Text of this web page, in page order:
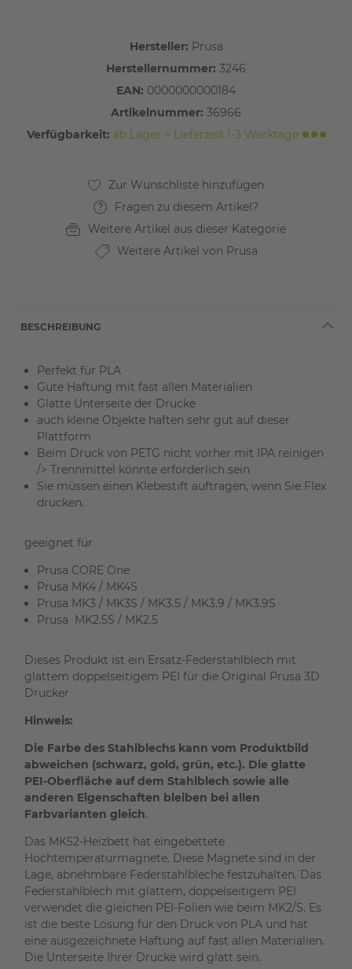
Hersteller: Prusa
Herstellernummer: 3246
EAN: 0000000000184
Artikelnummer: 36966
Verfügbarkeit: ab Lager > Lieferzeit 1-3 Werktage
Fragen zu diesem Artikel?
Weitere Artikel aus dieser Kategorie
Weitere Artikel von Prusa
BESCHREIBUNG
Perfekt für PLA
Gute Haftung mit fast allen Materialien
Glatte Unterseite der Drucke
auch kleine Objekte haften sehr gut auf dieser
Plattform
Beim Druck von PETG nicht vorher mit IPA reinigen
/> Trennmittel könnte erforderlich sein
Sie müssen einen Klebestift auftragen, wenn Sie Flex
drucken.
geeignet für
Prusa CORE One
Prusa MK4 / MK4S
Prusa MK3 / MK3S / MK3.5 / MK3.9 / MK3.9S
Prusa MK2.5S / MK2.5
Dieses Produkt ist ein Ersatz-Federstahlblech mit
glattem doppelseitigem PEI für die Original Prusa 3D
Drucker
Hinweis:
Die Farbe des Stahlblechs kann vom Produktbild
abweichen (schwarz, gold, grün, etc.). Die glatte
PEI-Oberfläche auf dem Stahlblech sowie alle
anderen Eigenschaften bleiben bei allen
Farbvarianten gleich.
Das MK52-Heizbett hat eingebettete
Hochtemperaturmagnete. Diese Magnete sind in der
Lage, abnehmbare Federstahlbleche festzuhalten. Das
Federstahlblech mit glattem, doppelseitigem PEI
verwendet die gleichen PEI-Folien wie beim MK2/S. Es
ist die beste Lösung für den Druck von PLA und hat
eine ausgezeichnete Haftung auf fast allen Materialien.
Die Unterseite Ihrer Drucke wird glatt sein.